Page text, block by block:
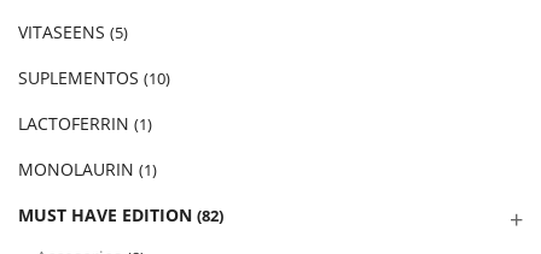
VITASEENS (5)
SUPLEMENTOS (10)
LACTOFERRIN (1)
MONOLAURIN (1)
MUST HAVE EDITION (82)